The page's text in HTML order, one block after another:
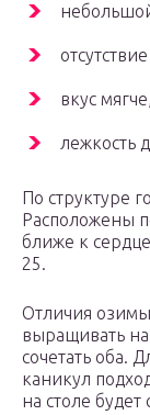
вкус
лежкость
По структуре
Расположены
ближе к
25.
Отличия
выращивать
сочетать оба.
каникул
на столе